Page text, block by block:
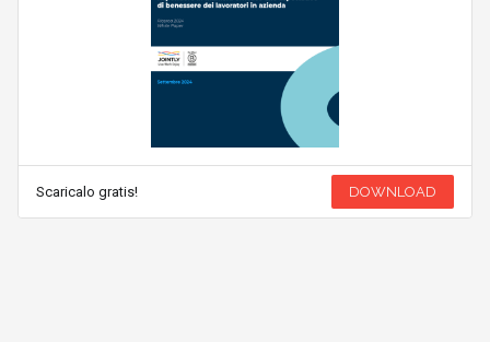
Scaricalo gratis! DOWNLOAD